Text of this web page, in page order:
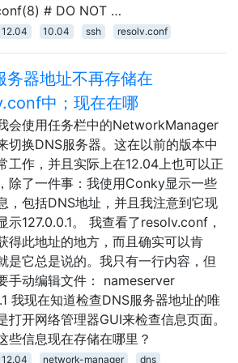
# DO NOT …
12.04 10.04 ssh resolv.conf
务器地址不再存储在
中；现在在哪
会使用任务栏中的NetworkManager
切换DNS服务器。这在以前的版本中
工作，并且实际上在12.04上也可以正
除了一件事：我使用Conky显示一些
，包括DNS地址，并且我注意到它现
示127.0.0.1。 我查看了resolv.conf，
得此地址的地方，而且确实可以肯
是它总是说的。我只有一行内容，但
手动编辑文件： nameserver
我现在知道检查DNS服务器地址的唯
打开网络管理器GUI来检查信息页面。
些信息现在存储在哪里？
12.04 network-manager
dns